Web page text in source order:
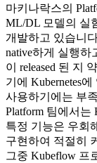
마키나락스의
ML/DL 모델의 실
개발하고 있습니
native하게 실행하
이 released 된 지
기에 Kubernetes
사용하기에는 부
Platform 팀에서
특정 기능은 우회
구현하여 적절히
그중 Kubeflow 프